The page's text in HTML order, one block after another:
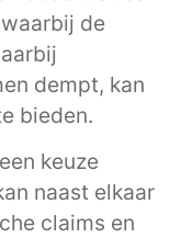
de
dempt, kan
bieden.
keuze
naast elkaar
claims en